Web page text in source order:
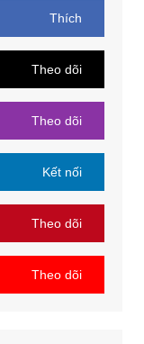
Thích
Theo dõi
Theo dõi
Kết nối
Theo dõi
Theo dõi